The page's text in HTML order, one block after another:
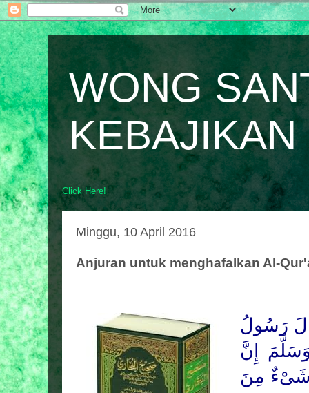
WONG
KEBAJIKAN
Click Here!
Minggu, 10 April 2016
Anjuran untuk menghafalkan Al-
رَسُولُ
إِنَّ
شَىْءٌ مِنَ